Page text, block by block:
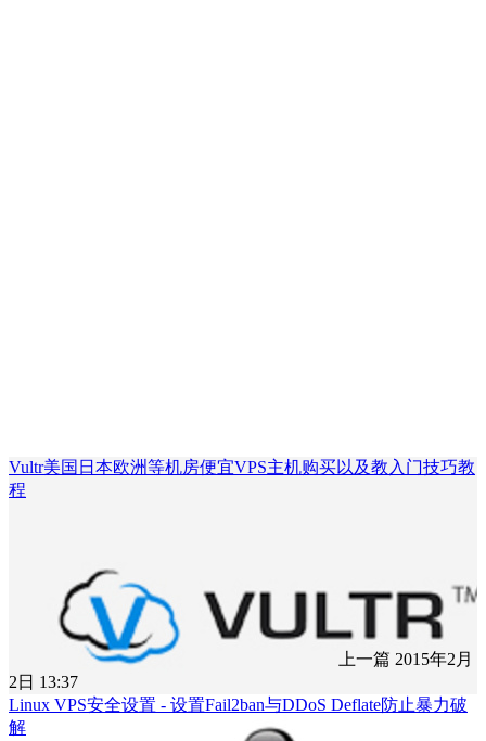
Vultr美国日本欧洲等机房便宜VPS主机购买以及教入门技巧教
程
上一篇 2015年2月
2日 13:37
Linux VPS安全设置 - 设置Fail2ban与DDoS Deflate防止暴力破
解